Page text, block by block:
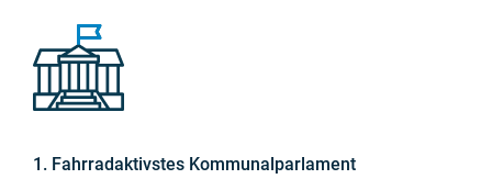
1. Fahrradaktivstes Kommunalparlament